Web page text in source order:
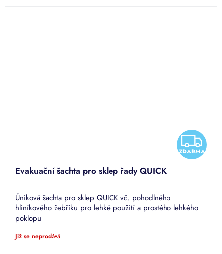
Z
D
ZDARMA
Evakuační šachta pro sklep řady QUICK
Úniková šachta pro sklep QUICK vč. pohodlného
hliníkového žebříku pro lehké použití a prostého lehkého
poklopu
Již se neprodává